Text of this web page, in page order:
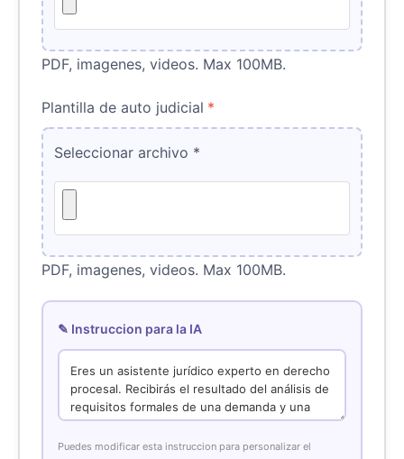
PDF, imagenes, videos. Max 100MB.
Plantilla de auto judicial *
Seleccionar archivo *
PDF, imagenes, videos. Max 100MB.
✎ Instruccion para la IA
Puedes modificar esta instruccion para personalizar el